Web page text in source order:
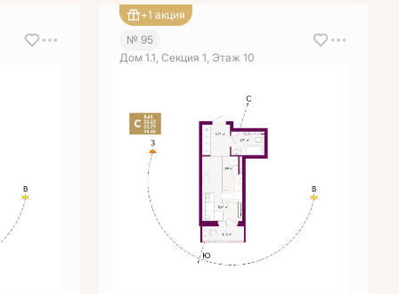
+1 акция
№ 95
Дом 1.1, Секция 1, Этаж 10